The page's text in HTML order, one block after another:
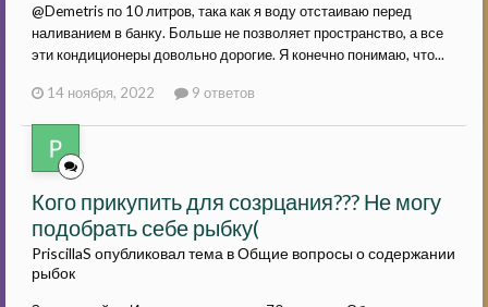
@Demetris по 10 литров, така как я воду отстаиваю перед
наливанием в банку. Больше не позволяет пространство, а все
эти кондиционеры довольно дорогие. Я конечно понимаю, что...
14 ноября, 2022 9 ответов
Кого прикупить для созрцания??? Не могу
подобрать себе рыбку(
PriscillaS опубликовал тема вОбщие вопросы о содержании
рыбок